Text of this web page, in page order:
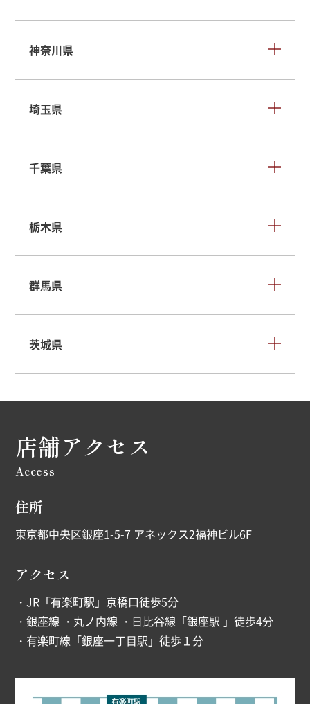
神奈川県
埼玉県
千葉県
栃木県
群馬県
茨城県
店舗アクセス
Access
住所
東京都中央区銀座1-5-7 アネックス2福神ビル6F
アクセス
・JR「有楽町駅」京橋口徒歩5分
・銀座線 ・丸ノ内線 ・日比谷線「銀座駅 」徒歩4分
・有楽町線「銀座一丁目駅」徒歩１分